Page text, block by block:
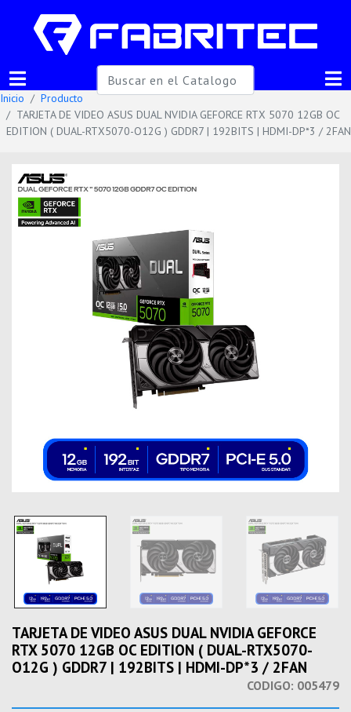
Inicio
Producto
TARJETA DE VIDEO ASUS DUAL NVIDIA GEFORCE RTX 5070 12GB OC
EDITION ( DUAL-RTX5070-O12G ) GDDR7 | 192BITS | HDMI-DP*3 / 2FAN
TARJETA DE VIDEO ASUS DUAL NVIDIA GEFORCE
RTX 5070 12GB OC EDITION ( DUAL-RTX5070-
O12G ) GDDR7 | 192BITS | HDMI-DP*3 / 2FAN
CODIGO: 005479